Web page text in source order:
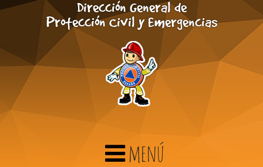
Saltar al contenido principalDirección General de
Protección Civil y Emergencias
menú